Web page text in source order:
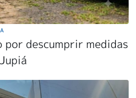
por descumprir medidas